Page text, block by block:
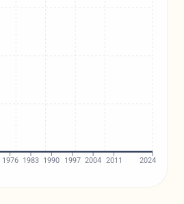
1976 1983 1990 1997 2004 2011 2024